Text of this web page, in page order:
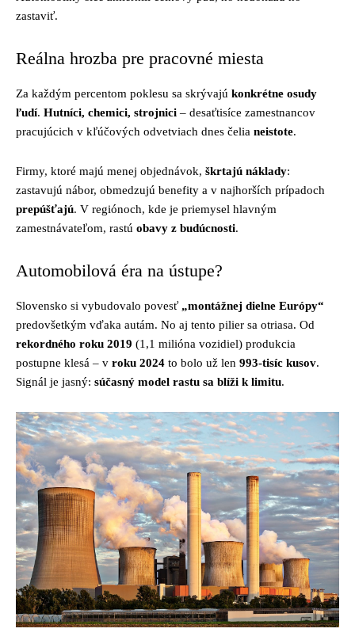
zastaviť.
Reálna hrozba pre pracovné miesta
Za každým percentom poklesu sa skrývajú konkrétne osudy
ľudí. Hutníci, chemici, strojnici – desaťtisíce zamestnancov
pracujúcich v kľúčových odvetviach dnes čelia neistote.
Firmy, ktoré majú menej objednávok, škrtajú náklady:
zastavujú nábor, obmedzujú benefity a v najhorších prípadoch
prepúšťajú. V regiónoch, kde je priemysel hlavným
zamestnávateľom, rastú obavy z budúcnosti.
Automobilová éra na ústupe?
Slovensko si vybudovalo povesť „montážnej dielne Európy“
predovšetkým vďaka autám. No aj tento pilier sa otriasa. Od
rekordného roku 2019 (1,1 milióna vozidiel) produkcia
postupne klesá – v roku 2024 to bolo už len 993-tisíc kusov.
Signál je jasný: súčasný model rastu sa blíži k limitu.